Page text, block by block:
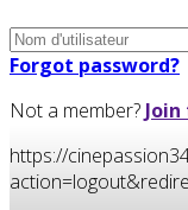
Forgot password?
Not a member?
https://